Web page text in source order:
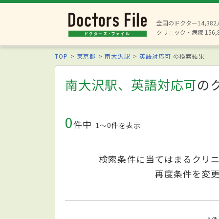
全国のドクター14,382
クリニック・病院
TOP 東京都 南大沢駅 英語対応可 の検索結果
南大沢駅、英語対応可の
0件中 1〜0件を表示
検索条件に当てはまるクリ
再度条件を変